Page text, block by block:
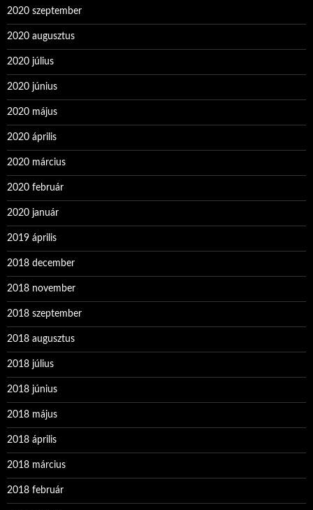
2020 szeptember
2020 augusztus
2020 július
2020 június
2020 május
2020 április
2020 március
2020 február
2020 január
2019 április
2018 december
2018 november
2018 szeptember
2018 augusztus
2018 július
2018 június
2018 május
2018 április
2018 március
2018 február